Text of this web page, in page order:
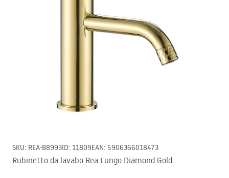
SKU: REA-B8993ID: 11809EAN: 5906366018473
Rubinetto da lavabo Rea Lungo Diamond Gold